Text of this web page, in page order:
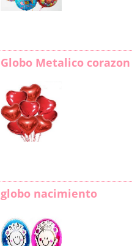
Globo Metalico corazon
globo nacimiento